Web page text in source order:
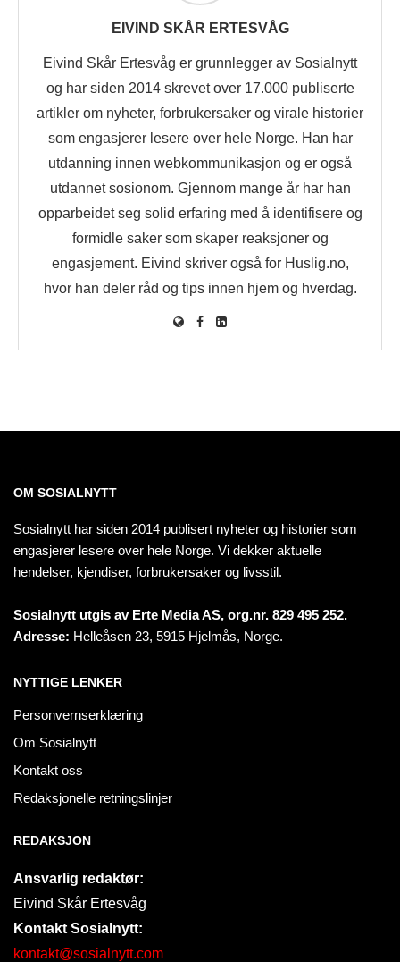
EIVIND SKÅR ERTESVÅG
Eivind Skår Ertesvåg er grunnlegger av Sosialnytt
og har siden 2014 skrevet over 17.000 publiserte
artikler om nyheter, forbrukersaker og virale historier
som engasjerer lesere over hele Norge. Han har
utdanning innen webkommunikasjon og er også
utdannet sosionom. Gjennom mange år har han
opparbeidet seg solid erfaring med å identifisere og
formidle saker som skaper reaksjoner og
engasjement. Eivind skriver også for Huslig.no,
hvor han deler råd og tips innen hjem og hverdag.
OM SOSIALNYTT
Sosialnytt har siden 2014 publisert nyheter og historier som
engasjerer lesere over hele Norge. Vi dekker aktuelle
hendelser, kjendiser, forbrukersaker og livsstil.
Sosialnytt utgis av Erte Media AS, org.nr. 829 495 252.
Adresse: Helleåsen 23, 5915 Hjelmås, Norge.
NYTTIGE LENKER
Personvernserklæring
Om Sosialnytt
Kontakt oss
Redaksjonelle retningslinjer
REDAKSJON
Ansvarlig redaktør:
Eivind Skår Ertesvåg
Kontakt Sosialnytt:
kontakt@sosialnytt.com